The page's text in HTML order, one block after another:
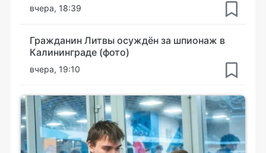
вчера, 18:39
Гражданин Литвы осуждён за шпионаж в
Калининграде (фото)
вчера, 19:10